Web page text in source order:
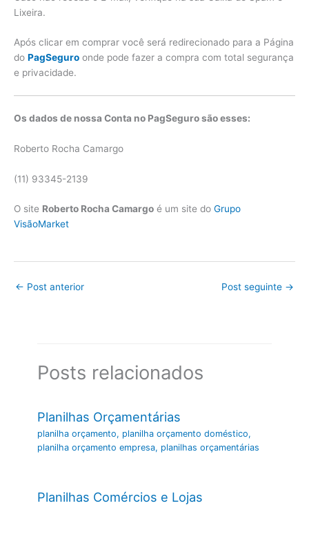
Lixeira.
Após clicar em comprar você será redirecionado para a Página
do PagSeguro onde pode fazer a compra com total segurança
e privacidade.
Os dados de nossa Conta no PagSeguro são esses:
Roberto Rocha Camargo
(11) 93345-2139
O site Roberto Rocha Camargo é um site do Grupo
VisãoMarket
← Post anterior Post seguinte →
Posts relacionados
Planilhas Orçamentárias
planilha orçamento, planilha orçamento doméstico,
planilha orçamento empresa, planilhas orçamentárias
Planilhas Comércios e Lojas